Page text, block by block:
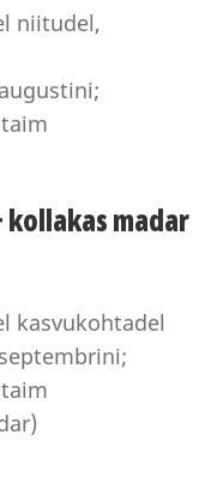
niitudel,
kollakas madar
kasvukohtadel